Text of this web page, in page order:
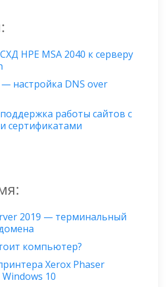
HPE MSA 2040 к серверу
настройка DNS over
работы сайтов с
сертификатами
2019 — терминальный
компьютер?
Xerox Phaser
10